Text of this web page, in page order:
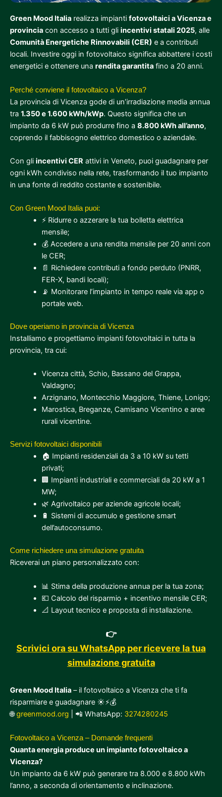
Green Mood Italia realizza impianti fotovoltaici a Vicenza e
provincia con accesso a tutti gli incentivi statali 2025, alle
Comunità Energetiche Rinnovabili (CER) e a contributi
locali. Investire oggi in fotovoltaico significa abbattere i costi
energetici e ottenere una rendita garantita fino a 20 anni.
Perché conviene il fotovoltaico a Vicenza?
La provincia di Vicenza gode di un’irradiazione media annua
tra 1.350 e 1.600 kWh/kWp. Questo significa che un
impianto da 6 kW può produrre fino a 8.800 kWh all’anno,
coprendo il fabbisogno elettrico domestico o aziendale.
Con gli incentivi CER attivi in Veneto, puoi guadagnare per
ogni kWh condiviso nella rete, trasformando il tuo impianto
in una fonte di reddito costante e sostenibile.
Con Green Mood Italia puoi:
⚡ Ridurre o azzerare la tua bolletta elettrica
mensile;
💰 Accedere a una rendita mensile per 20 anni con
le CER;
📄 Richiedere contributi a fondo perduto (PNRR,
FER-X, bandi locali);
📡 Monitorare l’impianto in tempo reale via app o
portale web.
Dove operiamo in provincia di Vicenza
Installiamo e progettiamo impianti fotovoltaici in tutta la
provincia, tra cui:
Vicenza città, Schio, Bassano del Grappa,
Valdagno;
Arzignano, Montecchio Maggiore, Thiene, Lonigo;
Marostica, Breganze, Camisano Vicentino e aree
rurali vicentine.
Servizi fotovoltaici disponibili
🏠 Impianti residenziali da 3 a 10 kW su tetti
privati;
🏢 Impianti industriali e commerciali da 20 kW a 1
MW;
🌿 Agrivoltaico per aziende agricole locali;
🔋 Sistemi di accumulo e gestione smart
dell’autoconsumo.
Come richiedere una simulazione gratuita
Riceverai un piano personalizzato con:
📊 Stima della produzione annua per la tua zona;
💶 Calcolo del risparmio + incentivo mensile CER;
📐 Layout tecnico e proposta di installazione.
👉
Scrivici ora su WhatsApp per ricevere la tua
simulazione gratuita
Green Mood Italia – il fotovoltaico a Vicenza che ti fa
risparmiare e guadagnare ☀️⚡💰
🌐greenmood.org | 📲 WhatsApp: 3274280245
Fotovoltaico a Vicenza – Domande frequenti
Quanta energia produce un impianto fotovoltaico a
Vicenza?
Un impianto da 6 kW può generare tra 8.000 e 8.800 kWh
l’anno, a seconda di orientamento e inclinazione.